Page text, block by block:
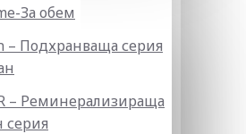
За обем
– Подхранваща серия
– Реминерализираща
серия